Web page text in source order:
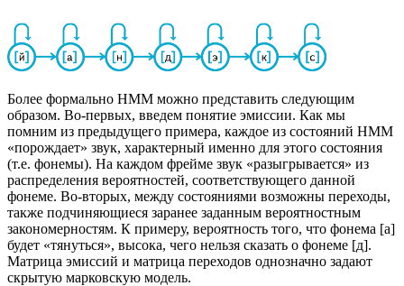
Более формально HMM можно представить следующим
образом. Во-первых, введем понятие эмиссии. Как мы
помним из предыдущего примера, каждое из состояний HMM
«порождает» звук, характерный именно для этого состояния
(т.е. фонемы). На каждом фрейме звук «разыгрывается» из
распределения вероятностей, соответствующего данной
фонеме. Во-вторых, между состояниями возможны переходы,
также подчиняющиеся заранее заданным вероятностным
закономерностям. К примеру, вероятность того, что фонема [а]
будет «тянуться», высока, чего нельзя сказать о фонеме [д].
Матрица эмиссий и матрица переходов однозначно задают
скрытую марковскую модель.